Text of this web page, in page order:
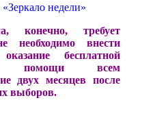
недели»
конечно, требует
необходимо внести
бесплатной
помощи всем
двух месяцев после
выборов.